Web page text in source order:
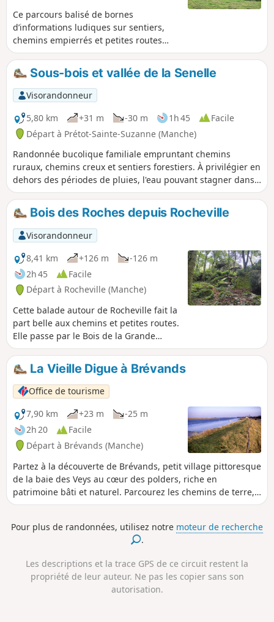
Ce parcours balisé de bornes
d’informations ludiques sur sentiers,
chemins empierrés et petites routes
permet de découvrir le patrimoine
historique et naturel de cette commune
traversée par la Rivière la Saire.Ce
parcours a été inspiré d'un projet du
Centre Permanent d'Initiative pour
l'Environnement du Cotentin.
Sous-bois et vallée de la Senelle
Visorandonneur
5,80 km
+31 m -30 m 1h 45
Facile
Départ à Prétot-Sainte-Suzanne (Manche)
Randonnée bucolique familiale empruntant chemins
ruraux, chemins creux et sentiers forestiers. À privilégier en
dehors des périodes de pluies, l'eau pouvant stagner dans
certains chemins.
Bois des Roches depuis Rocheville
Visorandonneur
8,41 km
+126 m
-126 m
2h 45
Facile
Départ à Rocheville (Manche)
Cette balade autour de Rocheville fait la
part belle aux chemins et petites routes.
Elle passe par le Bois de la Grande
Roche, le Bois de la Petite Roche et son
allée couverte qui sont de véritables
curiosités dans le secteur. Il y a de
nombreux passages dans les bois ou en
forêt, plutôt à l'abri du soleil et qui
permettent de découvrir un Cotentin un
peu plus sauvage. Certains passages
peuvent être un peu humides selon la
saison et des chaussures de
randonnées sont conseillées pour
limiter les glissades.
La Vieille Digue à Brévands
Office de tourisme
7,90 km
+23 m
-25 m
2h 20
Facile
Départ à Brévands (Manche)
Partez à la découverte de Brévands, petit village pittoresque
de la baie des Veys au cœur des polders, riche en
patrimoine bâti et naturel. Parcourez les chemins de terre,
longez la Douve et admirez les bâtiments typiques du
Pour plus de randonnées, utilisez notre moteur de recherche
.
Les descriptions et la trace GPS de ce circuit restent la
propriété de leur auteur. Ne pas les copier sans son
autorisation.